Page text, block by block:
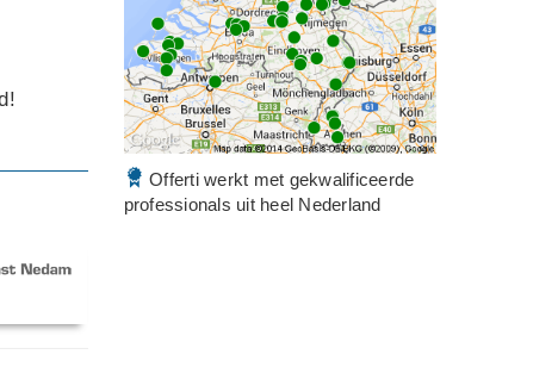
Offerti werkt met gekwalificeerde
professionals uit heel Nederland